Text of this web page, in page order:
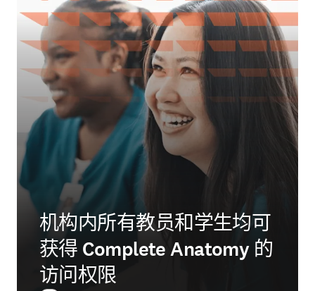
机构内所有教员和学生均可
获得 Complete Anatomy 的
访问权限